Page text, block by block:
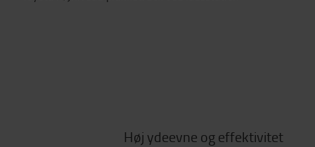
Høj ydeevne og effektivitet